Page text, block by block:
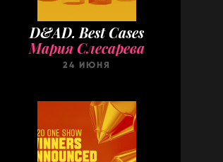
D&AD. Best Cases
Мария Слесарева
24 ИЮНЯ